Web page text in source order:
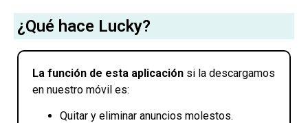
¿Qué hace Lucky?
La función de esta aplicación si la descargamos
en nuestro móvil es:
Quitar y eliminar anuncios molestos.